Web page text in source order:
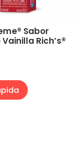
Sabor
Rich’s®